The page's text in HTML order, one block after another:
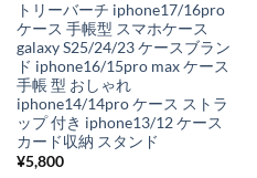
トリーバーチ iphone17/16pro
ケース 手帳型 スマホケース
galaxy S25/24/23 ケースブラン
ド iphone16/15pro max ケース
手帳 型 おしゃれ
iphone14/14pro ケース ストラ
ップ 付き iphone13/12 ケース
カード収納 スタンド
¥5,800